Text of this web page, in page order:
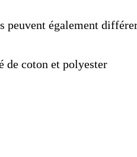
peuvent également
de coton et polyester